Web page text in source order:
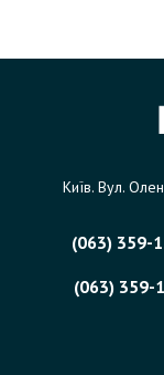
Київ. Вул.
(063) 359-
(063) 359-